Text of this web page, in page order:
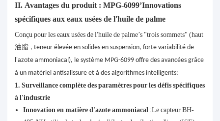
II. Avantages du produit : MPG-6099’Innovations
spécifiques aux eaux usées de l'huile de palme
Conçu pour les eaux usées de l'huile de palme’s "trois sommets" (haut
油脂 , teneur élevée en solides en suspension, forte variabilité de
l'azote ammoniacal), le système MPG-6099 offre des avancées grâce
à un matériel antisalissure et à des algorithmes intelligents:
1. Surveillance complète des paramètres pour les défis spécifiques
à l'industrie
Innovation en matière d'azote ammoniacal :Le capteur BH-